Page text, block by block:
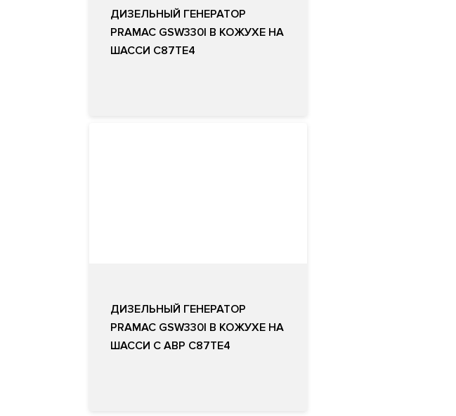
ДИЗЕЛЬНЫЙ ГЕНЕРАТОР
PRAMAC GSW330I В КОЖУХЕ НА
ШАССИ C87TE4
ДИЗЕЛЬНЫЙ ГЕНЕРАТОР
PRAMAC GSW330I В КОЖУХЕ НА
ШАССИ С АВР C87TE4